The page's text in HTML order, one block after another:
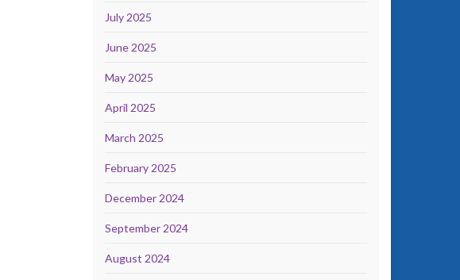
July 2025
June 2025
May 2025
April 2025
March 2025
February 2025
December 2024
September 2024
August 2024